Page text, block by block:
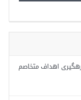
رهگیری اهداف متخاصم